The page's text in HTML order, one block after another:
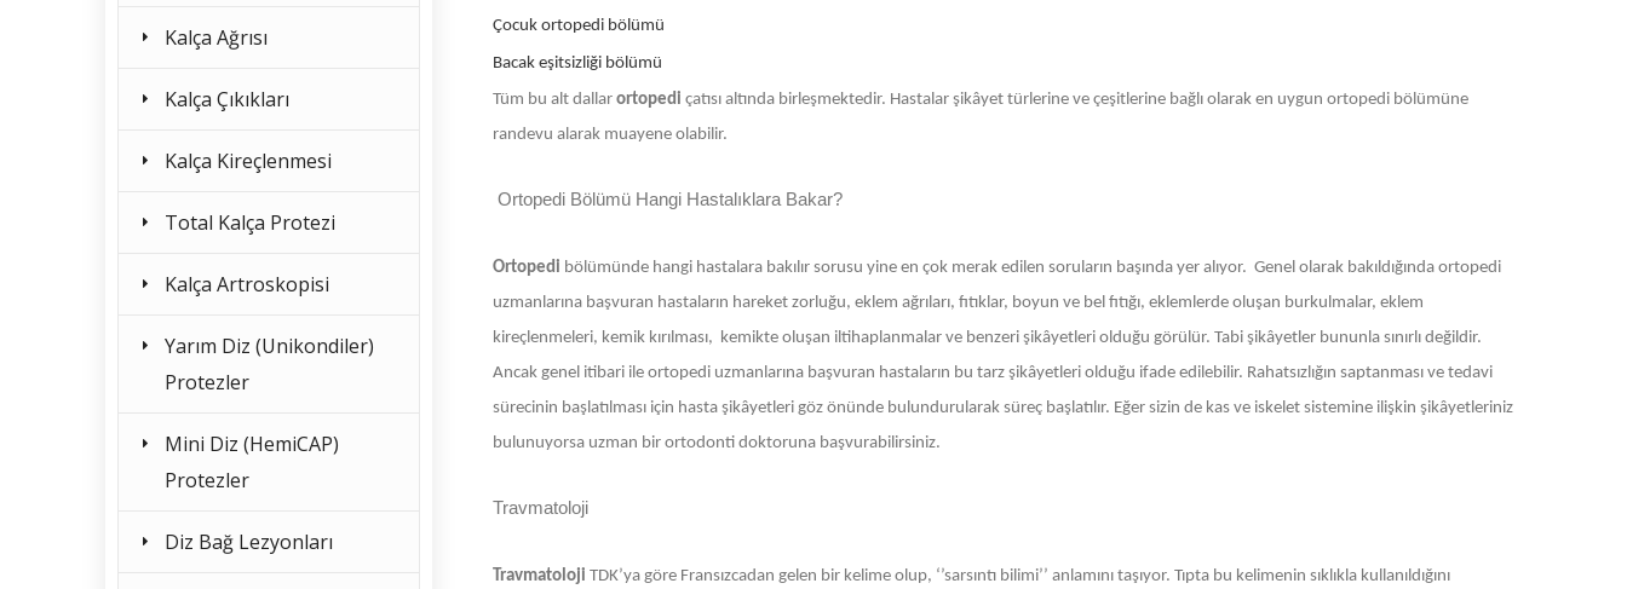
Çocuk ortopedi bölümü
Bacak eşitsizliği bölümü
Tüm bu alt dallar ortopedi çatısı altında birleşmektedir. Hastalar şikâyet türlerine ve çeşitlerine bağlı olarak en uygun ortopedi bölümüne
randevu alarak muayene olabilir.
Ortopedi Bölümü Hangi Hastalıklara Bakar?
Ortopedi bölümünde hangi hastalara bakılır sorusu yine en çok merak edilen soruların başında yer alıyor. Genel olarak bakıldığında ortopedi
uzmanlarına başvuran hastaların hareket zorluğu, eklem ağrıları, fıtıklar, boyun ve bel fıtığı, eklemlerde oluşan burkulmalar, eklem
kireçlenmeleri, kemik kırılması, kemikte oluşan iltihaplanmalar ve benzeri şikâyetleri olduğu görülür. Tabi şikâyetler bununla sınırlı değildir.
Ancak genel itibari ile ortopedi uzmanlarına başvuran hastaların bu tarz şikâyetleri olduğu ifade edilebilir. Rahatsızlığın saptanması ve tedavi
sürecinin başlatılması için hasta şikâyetleri göz önünde bulundurularak süreç başlatılır. Eğer sizin de kas ve iskelet sistemine ilişkin şikâyetleriniz
bulunuyorsa uzman bir ortodonti doktoruna başvurabilirsiniz.
Travmatoloji
Travmatoloji TDK’ya göre Fransızcadan gelen bir kelime olup, ‘’sarsıntı bilimi’’ anlamını taşıyor. Tıpta bu kelimenin sıklıkla kullanıldığını
Kalça Ağrısı
Kalça Çıkıkları
Kalça Kireçlenmesi
Total Kalça Protezi
Kalça Artroskopisi
Yarım Diz (Unikondiler)
Protezler
Mini Diz (HemiCAP)
Protezler
Diz Bağ Lezyonları